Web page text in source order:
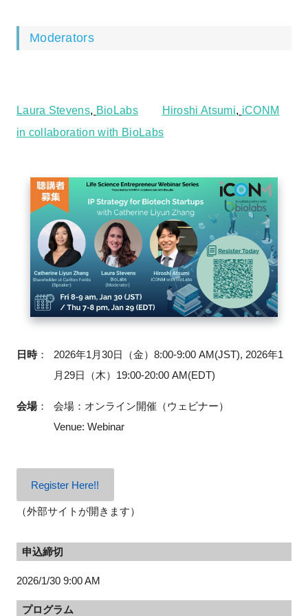
Moderators
Laura Stevens, BioLabs Hiroshi Atsumi, iCONM
in collaboration with BioLabs
日時：
2026年1月30日（金）8:00-9:00 AM(JST), 2026年1
月29日（木）19:00-20:00 AM(EDT)
会場：
会場：オンライン開催（ウェビナー）
Venue: Webinar
Register Here!!
（外部サイトが開きます）
申込締切
2026/1/30 9:00 AM
プログラム